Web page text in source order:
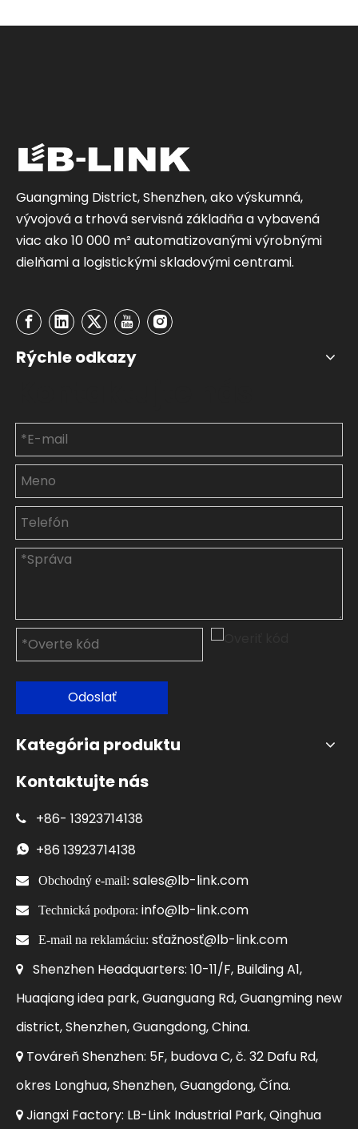
Guangming District, Shenzhen, ako výskumná,
vývojová a trhová servisná základňa a vybavená
viac ako 10 000 m² automatizovanými výrobnými
dielňami a logistickými skladovými centrami.
Rýchle odkazy
Odoslať
Kategória produktu
Kontaktujte nás
 +86- 13923714138
 +86 13923714138
 Obchodný e-mail: sales@lb-link.com
 Technická podpora: info@lb-link.com
 E-mail na reklamáciu: sťažnosť@lb-link.com
 Shenzhen Headquarters: 10-11/F, Building A1,
Huaqiang idea park, Guanguang Rd, Guangming new
district, Shenzhen, Guangdong, China.
 Továreň Shenzhen: 5F, budova C, č. 32 Dafu Rd,
okres Longhua, Shenzhen, Guangdong, Čína.
 Jiangxi Factory: LB-Link Industrial Park, Qinghua